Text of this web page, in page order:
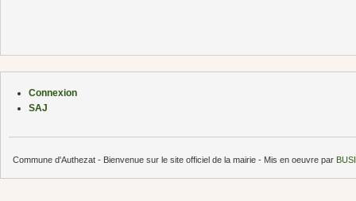
Connexion
SAJ
Commune d'Authezat - Bienvenue sur le site officiel de la mairie - Mis en oeuvre par